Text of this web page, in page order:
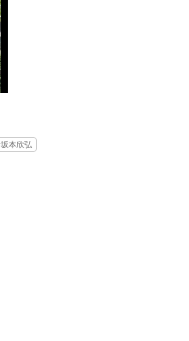
坂本欣弘